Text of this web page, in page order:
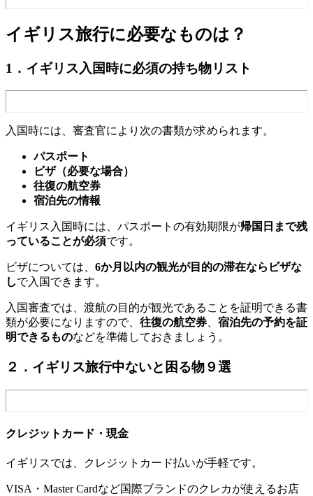
イギリス旅行に必要なものは？
1．イギリス入国時に必須の持ち物リスト
入国時には、審査官により次の書類が求められます。
パスポート
ビザ（必要な場合）
往復の航空券
宿泊先の情報
イギリス入国時には、パスポートの有効期限が帰国日まで残
っていることが必須です。
ビザについては、 6か月以内の観光が目的の滞在ならビザな
しで入国できます。
入国審査では、渡航の目的が観光であることを証明できる書
類が必要になりますので、 往復の航空券
宿泊先の予約を証
明できるものなどを準備しておきましょう。
２．イギリス旅行中ないと困る物９選
クレジットカード・現金
イギリスでは、クレジットカード払いが手軽です。
VISA・Master Cardなど国際ブランドのクレカが使えるお店